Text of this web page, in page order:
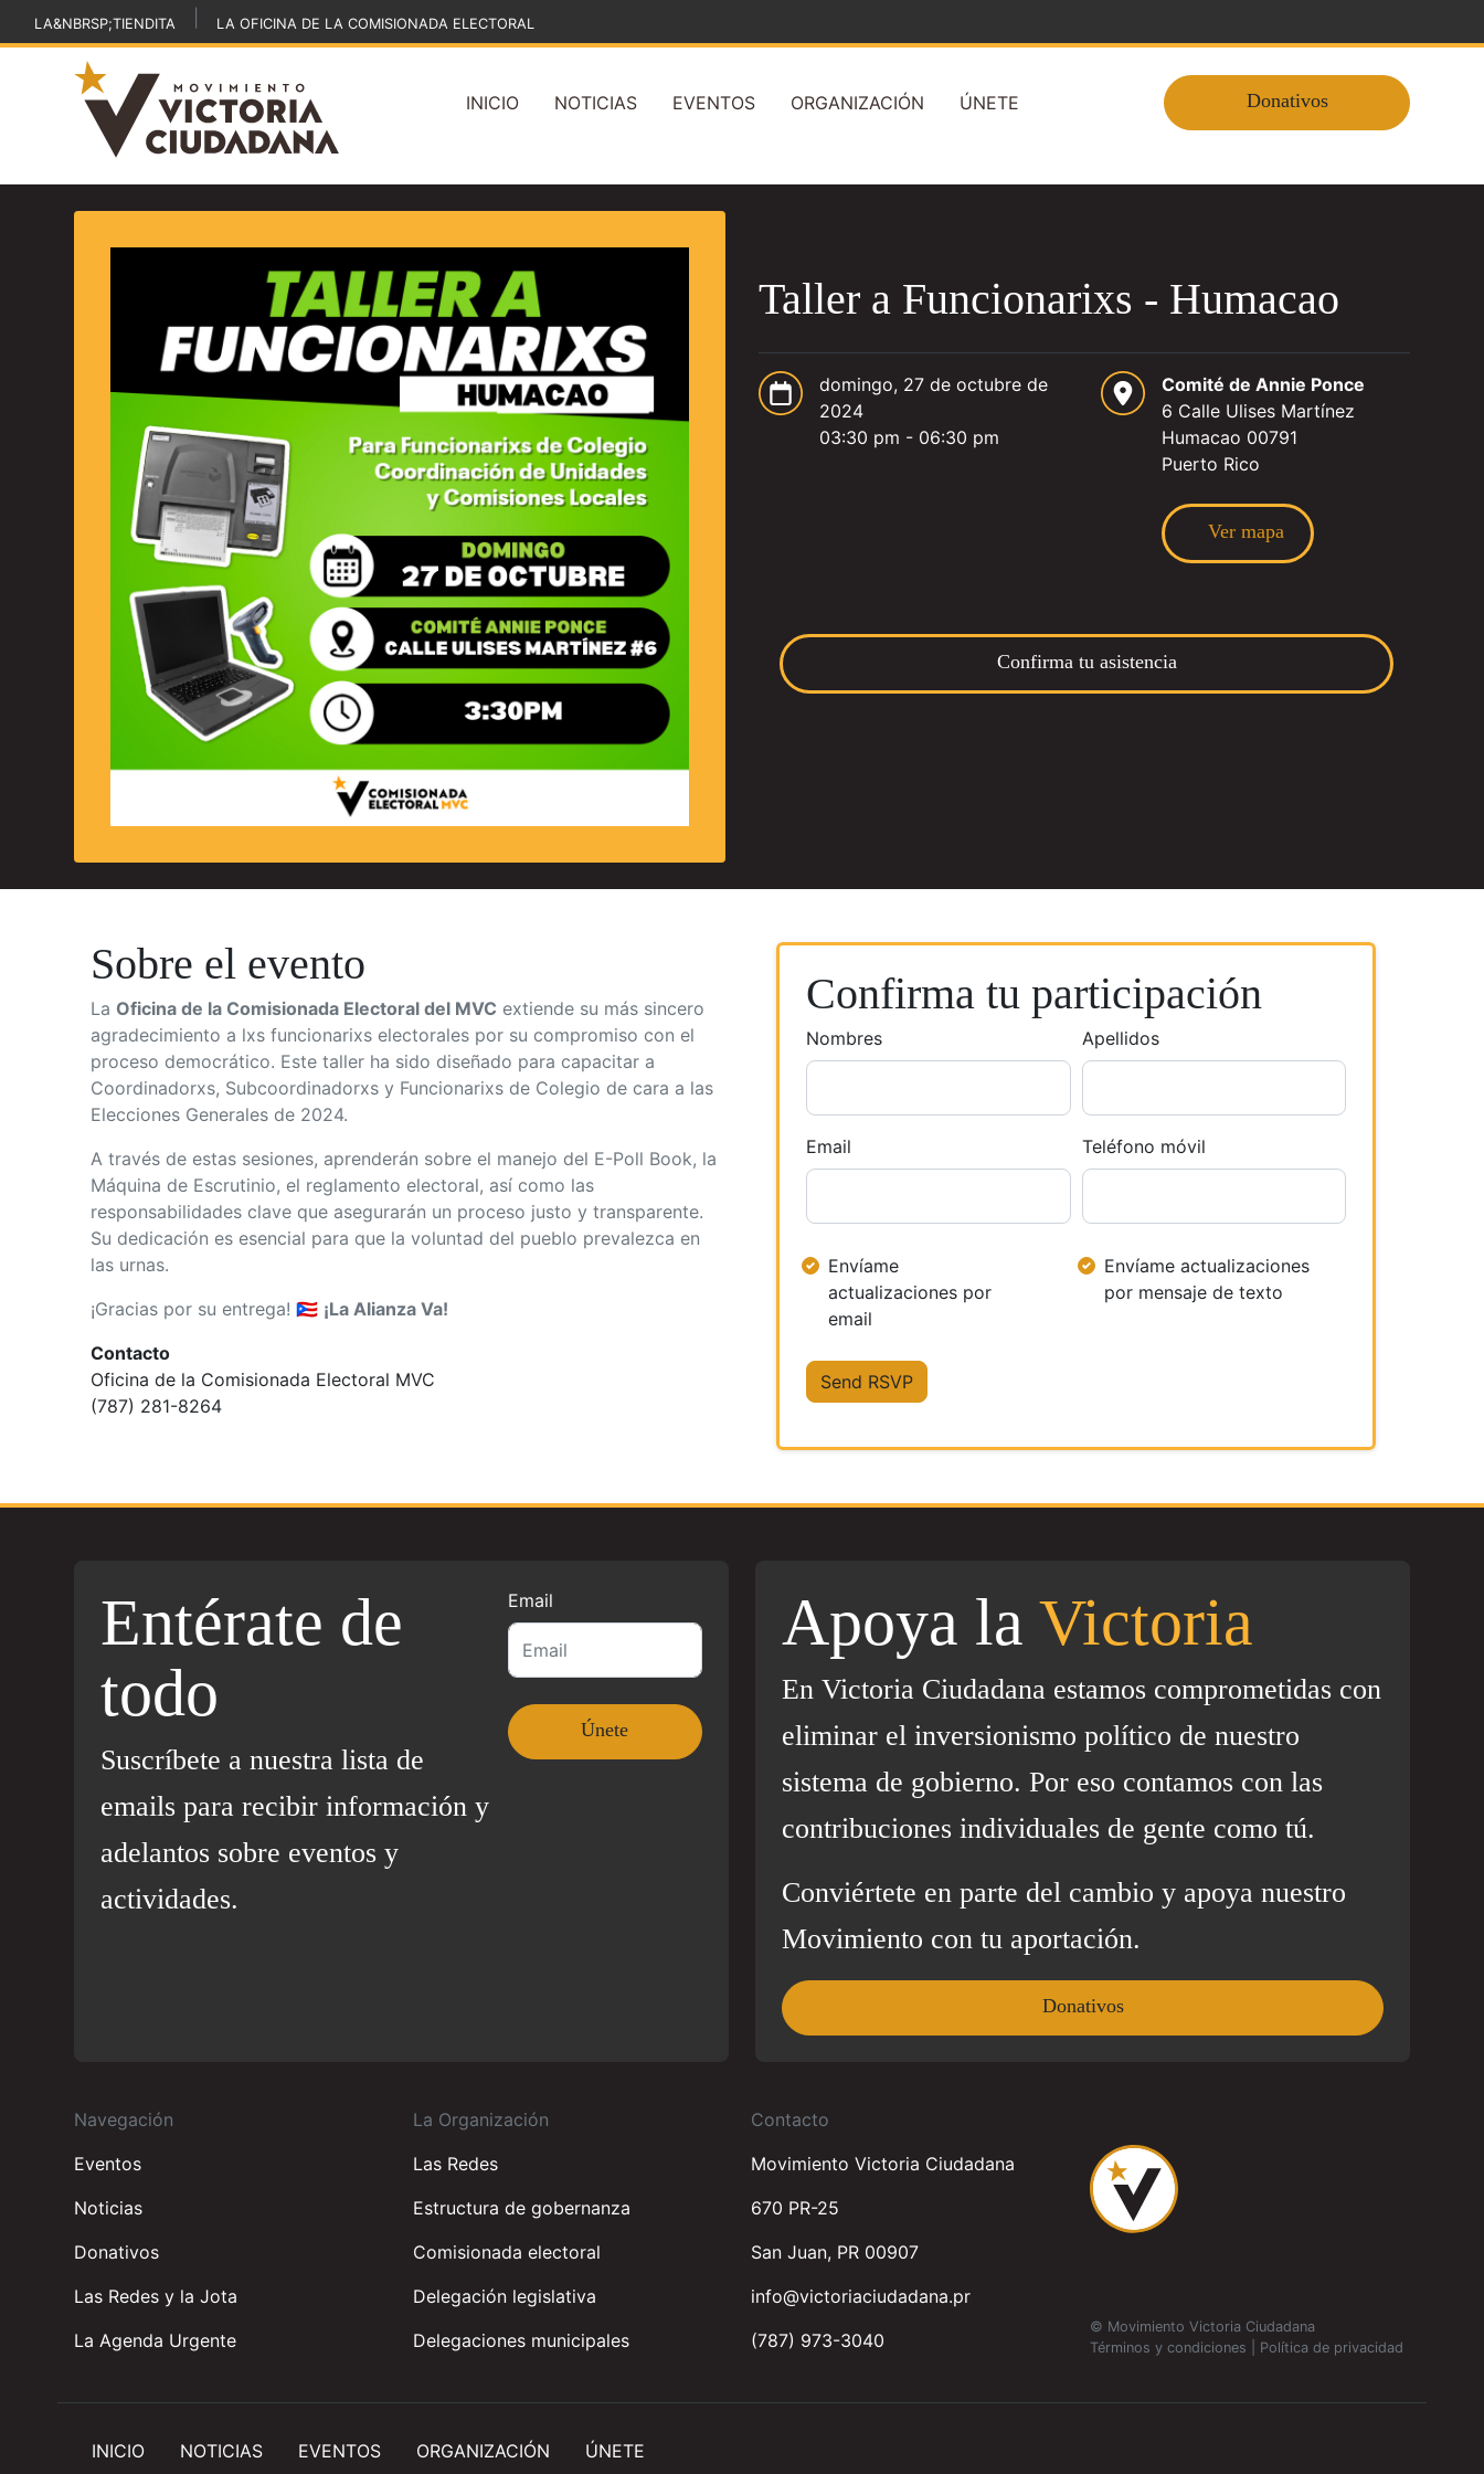
LA&NBRSP;TIENDITA LA OFICINA DE LA COMISIONADA ELECTORAL
INICIO NOTICIAS EVENTOS ORGANIZACIÓN ÚNETE Donativos
Taller a Funcionarixs - Humacao
domingo, 27 de octubre de
2024
03:30 pm - 06:30 pm
Comité de Annie Ponce
6 Calle Ulises Martínez
Humacao 00791
Puerto Rico
Ver mapa
Confirma tu asistencia
Sobre el evento
La Oficina de la Comisionada Electoral del MVC extiende su más sincero
agradecimiento a lxs funcionarixs electorales por su compromiso con el
proceso democrático. Este taller ha sido diseñado para capacitar a
Coordinadorxs, Subcoordinadorxs y Funcionarixs de Colegio de cara a las
Elecciones Generales de 2024.
A través de estas sesiones, aprenderán sobre el manejo del E-Poll Book, la
Máquina de Escrutinio, el reglamento electoral, así como las
responsabilidades clave que asegurarán un proceso justo y transparente.
Su dedicación es esencial para que la voluntad del pueblo prevalezca en
las urnas.
¡Gracias por su entrega! 🇵🇷 ¡La Alianza Va!
Contacto
Oficina de la Comisionada Electoral MVC
(787) 281-8264
Confirma tu participación
Nombres Apellidos
Email Teléfono móvil
Envíame
actualizaciones por
email
Envíame actualizaciones
por mensaje de texto
Entérate de
todo
Suscríbete a nuestra lista de
emails para recibir información y
adelantos sobre eventos y
actividades.
Email Apoya la Victoria
En Victoria Ciudadana estamos comprometidas con
eliminar el inversionismo político de nuestro
sistema de gobierno. Por eso contamos con las
contribuciones individuales de gente como tú.
Conviértete en parte del cambio y apoya nuestro
Movimiento con tu aportación.
Donativos
Navegación
Eventos
Noticias
Donativos
Las Redes y la Jota
La Agenda Urgente
La Organización
Las Redes
Estructura de gobernanza
Comisionada electoral
Delegación legislativa
Delegaciones municipales
Contacto
Movimiento Victoria Ciudadana
670 PR-25
San Juan, PR 00907
info@victoriaciudadana.pr
(787) 973-3040
© Movimiento Victoria Ciudadana
Términos y condiciones
Política de privacidad
INICIO NOTICIAS EVENTOS ORGANIZACIÓN ÚNETE